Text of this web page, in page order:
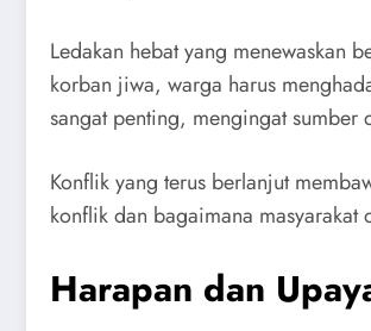
Ledakan hebat yang menewaskan
korban jiwa, warga harus
sangat penting, mengingat
Konflik yang terus berlanjut
konflik dan bagaimana masyarakat
Harapan dan